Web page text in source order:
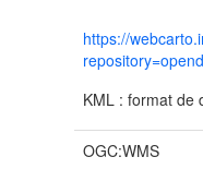
https://
KML : format de
OGC:WMS